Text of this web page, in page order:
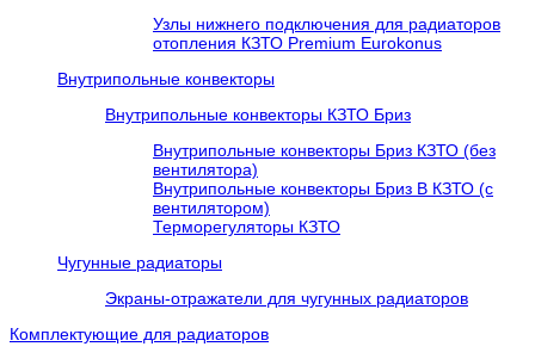
Узлы нижнего подключения для радиаторов
отопления КЗТО Premium Eurokonus
Внутрипольные конвекторы
Внутрипольные конвекторы КЗТО Бриз
Внутрипольные конвекторы Бриз КЗТО (без
вентилятора)
Внутрипольные конвекторы Бриз В КЗТО (с
вентилятором)
Терморегуляторы КЗТО
Чугунные радиаторы
Экраны-отражатели для чугунных радиаторов
Комплектующие для радиаторов